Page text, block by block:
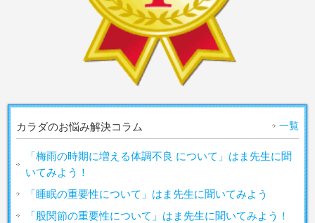
カラダのお悩み解決コラム 一覧
「梅雨の時期に増える体調不良 について」はま先生に聞
いてみよう！
「睡眠の重要性について」はま先生に聞いてみよう
「股関節の重要性について」はま先生に聞いてみよう！